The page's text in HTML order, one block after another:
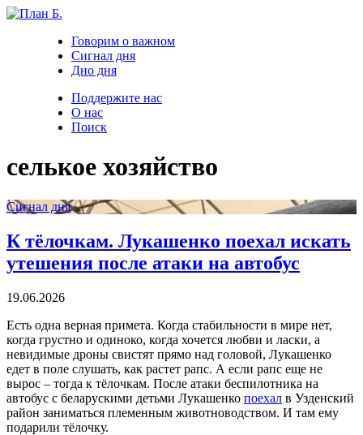
Говорим о важном
Сигнал дня
Дно дня
Поддержите нас
О нас
Поиск
селькое хозяйство
Сигнал дня
К тёлочкам. Лукашенко поехал искать
утешения после атаки на автобус
19.06.2026
Есть одна верная примета. Когда стабильности в мире нет,
когда грустно и одиноко, когда хочется любви и ласки, а
невидимые дроны свистят прямо над головой, Лукашенко
едет в поле слушать, как растет рапс. А если рапс еще не
вырос – тогда к тёлочкам. После атаки беспилотника на
автобус с беларускими детьми Лукашенко поехал в Узденский
район заниматься племенным животноводством. И там ему
подарили тёлочку.